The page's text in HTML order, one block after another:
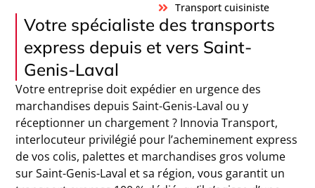
Transport cuisiniste
Votre spécialiste des transports
express depuis et vers Saint-
Genis-Laval
Votre entreprise doit expédier en urgence des
marchandises depuis Saint-Genis-Laval ou y
réceptionner un chargement ? Innovia Transport,
interlocuteur privilégié pour l’acheminement express
de vos colis, palettes et marchandises gros volume
sur Saint-Genis-Laval et sa région, vous garantit un